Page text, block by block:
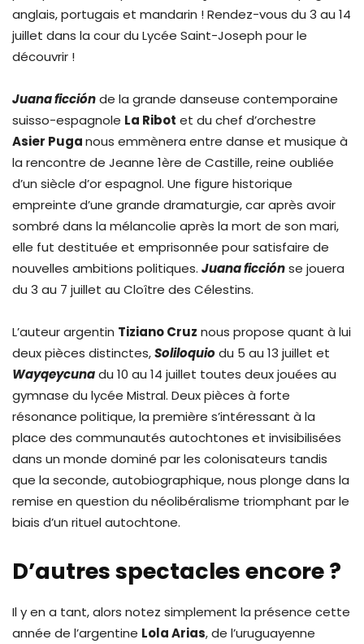
anglais, portugais et mandarin ! Rendez-vous du 3 au 14
juillet dans la cour du Lycée Saint-Joseph pour le
découvrir !
Juana ficciónde la grande danseuse contemporaine
suisso-espagnole La Ribot et du chef d’orchestre
Asier Puganous emmènera entre danse et musique à
la rencontre de Jeanne 1ère de Castille, reine oubliée
d’un siècle d’or espagnol. Une figure historique
empreinte d’une grande dramaturgie, car après avoir
sombré dans la mélancolie après la mort de son mari,
elle fut destituée et emprisonnée pour satisfaire de
nouvelles ambitions politiques. Juana ficciónse jouera
du 3 au 7 juillet au Cloître des Célestins.
L’auteur argentin Tiziano Cruz nous propose quant à lui
deux pièces distinctes,Soliloquiodu 5 au 13 juillet et
Wayqeycunadu 10 au 14 juillet toutes deux jouées au
gymnase du lycée Mistral. Deux pièces à forte
résonance politique, la première s’intéressant à la
place des communautés autochtones et invisibilisées
dans un monde dominé par les colonisateurs tandis
que la seconde, autobiographique, nous plonge dans la
remise en question du néolibéralisme triomphant par le
biais d’un rituel autochtone.
D’autres spectacles encore ?
Il y en a tant, alors notez simplement la présence cette
année de l’argentine Lola Arias, de l’uruguayenne